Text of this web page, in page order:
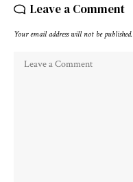
Leave a Comment
Your email address will not be published.